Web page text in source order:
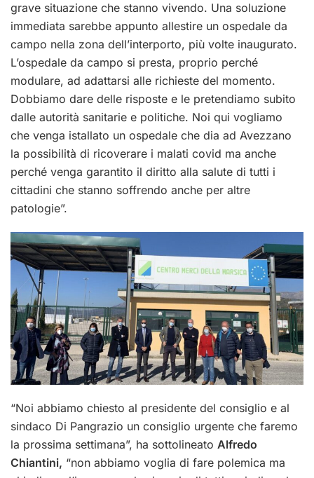
grave situazione che stanno vivendo. Una soluzione
immediata sarebbe appunto allestire un ospedale da
campo nella zona dell’interporto, più volte inaugurato.
L’ospedale da campo si presta, proprio perché
modulare, ad adattarsi alle richieste del momento.
Dobbiamo dare delle risposte e le pretendiamo subito
dalle autorità sanitarie e politiche. Noi qui vogliamo
che venga istallato un ospedale che dia ad Avezzano
la possibilità di ricoverare i malati covid ma anche
perché venga garantito il diritto alla salute di tutti i
cittadini che stanno soffrendo anche per altre
patologie”.
“Noi abbiamo chiesto al presidente del consiglio e al
sindaco Di Pangrazio un consiglio urgente che faremo
la prossima settimana”, ha sottolineato Alfredo
Chiantini, “non abbiamo voglia di fare polemica ma